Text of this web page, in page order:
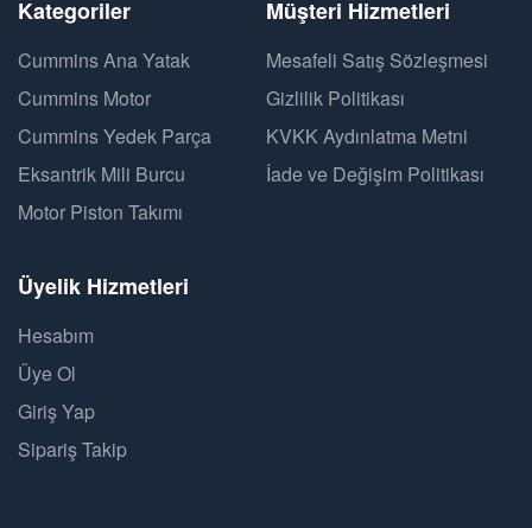
Kategoriler
Cummins Ana Yatak
Cummins Motor
Cummins Yedek Parça
Eksantrik Mili Burcu
Motor Piston Takımı
Müşteri Hizmetleri
Mesafeli Satış Sözleşmesi
Gizlilik Politikası
KVKK Aydınlatma Metni
İade ve Değişim Politikası
Üyelik Hizmetleri
Hesabım
Üye Ol
Giriş Yap
Sipariş Takip